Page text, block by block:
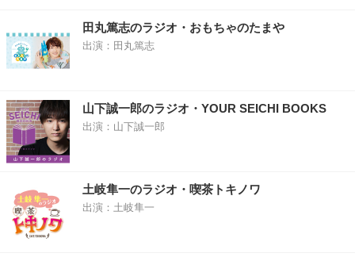
田丸篤志のラジオ・おもちゃのたまや
出演：田丸篤志
山下誠一郎のラジオ・YOUR SEICHI BOOKS
出演：山下誠一郎
土岐隼一のラジオ・喫茶トキノワ
出演：土岐隼一